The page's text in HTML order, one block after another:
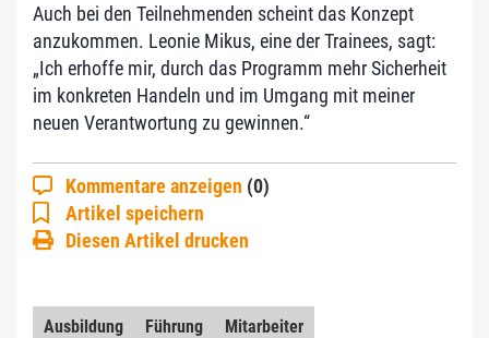
Auch bei den Teilnehmenden scheint das Konzept
anzukommen. Leonie Mikus, eine der Trainees, sagt:
„Ich erhoffe mir, durch das Programm mehr Sicherheit
im konkreten Handeln und im Umgang mit meiner
neuen Verantwortung zu gewinnen.“
Kommentare anzeigen (0)
Artikel speichern
Diesen Artikel drucken
Ausbildung Führung Mitarbeiter